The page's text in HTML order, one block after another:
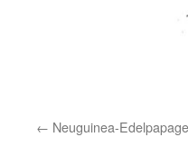
Neuguinea-